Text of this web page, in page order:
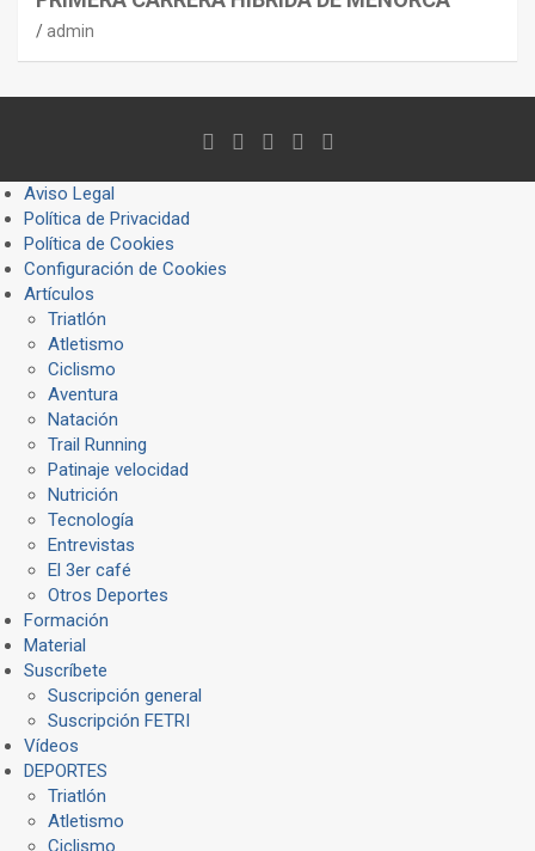
admin
Aviso Legal
Política de Privacidad
Política de Cookies
Configuración de Cookies
Artículos
Triatlón
Atletismo
Ciclismo
Aventura
Natación
Trail Running
Patinaje velocidad
Nutrición
Tecnología
Entrevistas
El 3er café
Otros Deportes
Formación
Material
Suscríbete
Suscripción general
Suscripción FETRI
Vídeos
DEPORTES
Triatlón
Atletismo
Ciclismo